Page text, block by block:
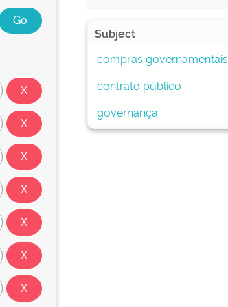
Subject
compras governamentais
contrato público
governança